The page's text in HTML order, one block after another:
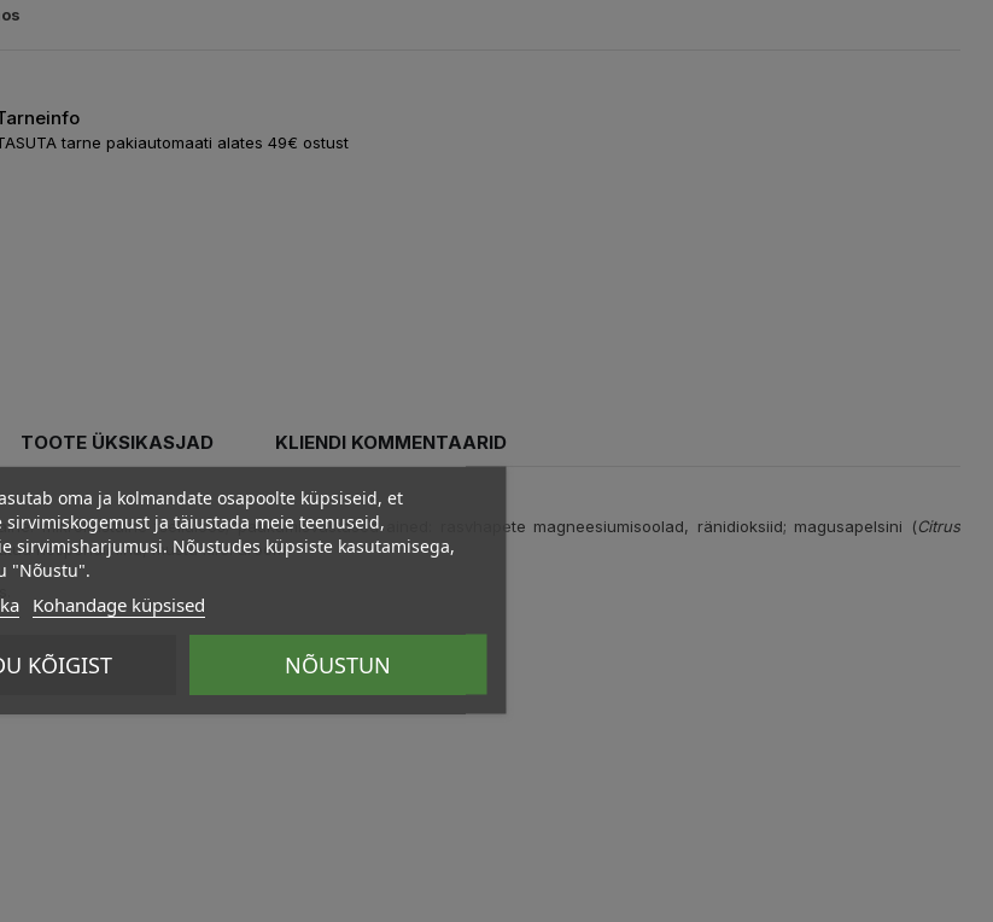
tarne pakiautomaati alates 49€ ostust
TOOTE ÜKSIKASJAD KLIENDI KOMMENTAARID
mikrokristalne tselluloos; paakumisvastased ained: rasvhapete magneesiumisoolad, ränidioksiid; magusapelsini (Citrus
hesperidiinina, musta kirsi aroom.
oma ja kolmandate osapoolte küpsiseid, et
sirvimiskogemust ja täiustada meie teenuseid,
sirvimisharjumusi. Nõustudes küpsiste kasutamisega,
"Nõustu".
Kohandage küpsised
KÕIGIST NÕUSTUN